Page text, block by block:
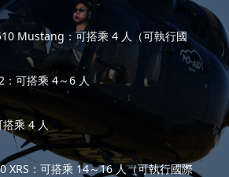
Mustang：可搭乘 4 人（可執行國
可搭乘 4～6 人
乘 4 人
XRS：可搭乘 14～16 人（可執行國際